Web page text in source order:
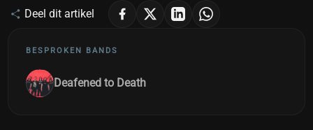
Deel dit artikel
BESPROKEN BANDS
Deafened to Death